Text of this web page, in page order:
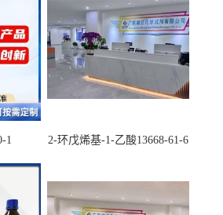
1 2-环戊烯基-1-乙酸13668-61-6